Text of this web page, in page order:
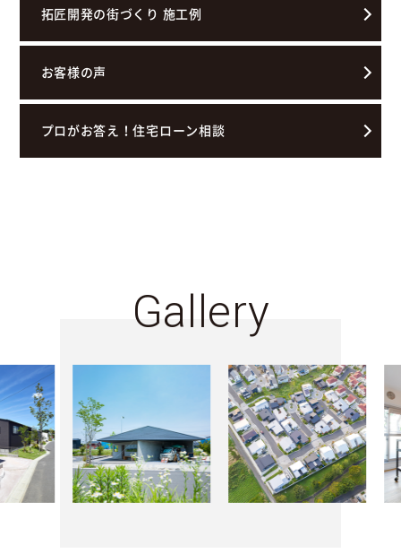
拓匠開発の街づくり 施工例
お客様の声
プロがお答え！住宅ローン相談
Gallery